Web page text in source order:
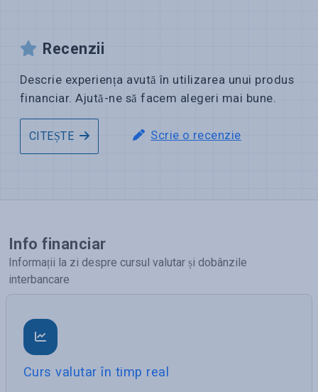
Recenzii
Descrie experiența avută în utilizarea unui produs
financiar. Ajută-ne să facem alegeri mai bune.
CITEȘTE Scrie o recenzie
Info financiar
Informații la zi despre cursul valutar și dobânzile
interbancare
Curs valutar în timp real